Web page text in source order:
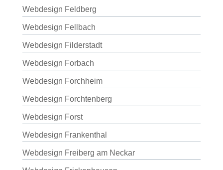
Webdesign Feldberg
Webdesign Fellbach
Webdesign Filderstadt
Webdesign Forbach
Webdesign Forchheim
Webdesign Forchtenberg
Webdesign Forst
Webdesign Frankenthal
Webdesign Freiberg am Neckar